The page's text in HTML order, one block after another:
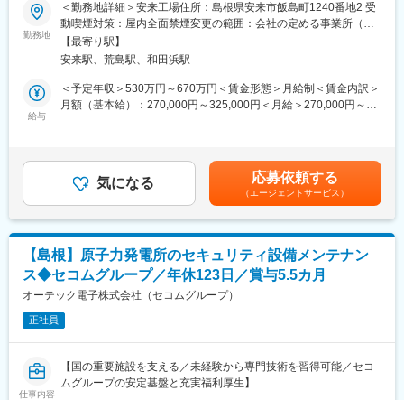
・社員のスキルアップを支援する制度（報奨金支給）や手当有り
■働く環境：
＜休日休暇＞
度）
・自分や家族の記念日のためのアニバーサリー休暇
・有給取得率71.5%
・育休取得者 女性100％、男性100%
【当社について】
ＪＦＥスチールのユーザー系ＳＩです（外販5割）
●1983年に親会社（現JFEスチール）の情報システム部門が独立し
設立！
●HD内2社のみの上場子会社
●製鉄所業務のノウハウを生かし、大手食品メーカー向けの自社パ
す！
●※東証スタンダード市場上場、連結売上620億円／従業員約1,860
■業務内容：
関西圏の大手製造業向け基幹システムにおいて、設計／開発業務
をお任せします。
※100％プライム案件
※自社開発による生産管理ソリューションの開発業務もございま
す。
プをはじめエンジニアとしてのスキルを磨くことが可能です！
・販売・生産・在庫・原価など幅広い業務領域をカバーする製造
■キャリアパス：
・開発SE業務で経験を積み、開発リーダ、PMにキャリアアップ
可能です。
また、キャリアパス支援のための以下の制度もあります。
・定期的な上司との面接をベースにキャリアパスに応じた社内研
修受講
・社員のスキルアップを支援する制度（報奨金支給）や手当有り
■入社後の研修体制：
勤務地
＜勤務地詳細＞安来工場住所：島根県安来市飯島町1240番地2 受
動喫煙対策：屋内全面禁煙変更の範囲：会社の定める事業所（リ
モートワーク含む）
【最寄り駅】
安来駅、荒島駅、和田浜駅
給与
＜予定年収＞530万円～670万円＜賃金形態＞月給制＜賃金内訳＞
月額（基本給）：270,000円～325,000円＜月給＞270,000円～
した場合の年収です。賃金はあくまでも目安の金額であり、選考
を通じて上下する可能性があります。月給(月額)は固定手当を含め
た表記です。
気になる 応募依頼する
（エージェントサービス）
【島根】原子力発電所のセキュリティ設備メンテナン
ス◆セコムグループ／年休123日／賞与5.5カ月
オーテック電子株式会社（セコムグループ）
正社員
仕事内容
【国の重要施設を支える／未経験から専門技術を習得可能／セコ
ムグループの安定基盤と充実福利厚生】